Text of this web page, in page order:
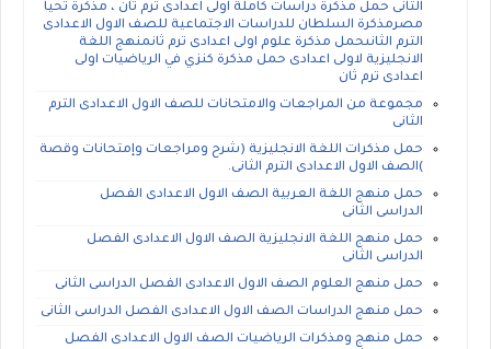
الثانى حمل مذكرة دراسات كاملة اولى اعدادى ترم ثان ، مذكرة تحيا
مصرمذكرة السلطان للدراسات الاجتماعية للصف الاول الاعدادى
الترم الثانىحمل مذكرة علوم اولى اعدادى ترم ثانمنهج اللغة
الانجليزية لاولى اعدادى حمل مذكرة كنزي في الرياضيات اولى
اعدادى ترم ثان
مجموعة من المراجعات والامتحانات للصف الاول الاعدادى الترم
الثانى
حمل مذكرات اللغة الانجليزية (شرح ومراجعات وإمتحانات وقصة
)الصف الاول الاعدادى الترم الثانى.
حمل منهج اللغة العربية الصف الاول الاعدادى الفصل
الدراسى الثانى
حمل منهج اللغة الانجليزية الصف الاول الاعدادى الفصل
الدراسى الثانى
حمل منهج العلوم الصف الاول الاعدادى الفصل الدراسى الثانى
حمل منهج الدراسات الصف الاول الاعدادى الفصل الدراسى الثانى
حمل منهج ومذكرات الرياضيات الصف الاول الاعدادى الفصل